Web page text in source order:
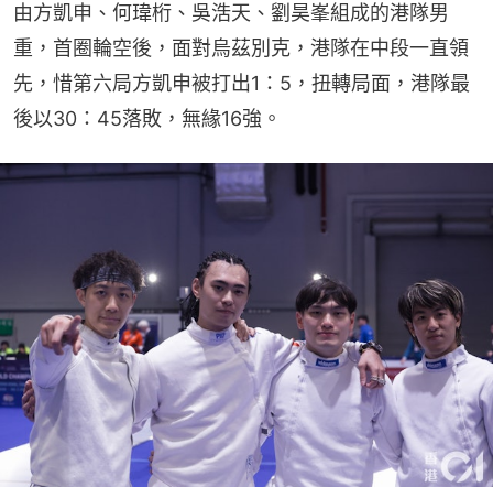
由方凱申、何瑋桁、吳浩天、劉昊峯組成的港隊男
重，首圈輪空後，面對烏茲別克，港隊在中段一直領
先，惜第六局方凱申被打出1：5，扭轉局面，港隊最
後以30：45落敗，無緣16強。